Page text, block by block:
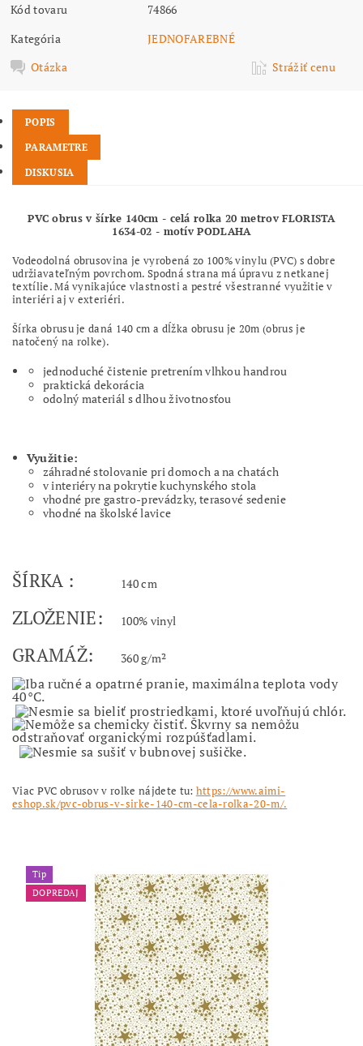
Kód tovaru
74866
Kategória
JEDNOFAREBNÉ
Otázka
Strážiť cenu
POPIS
PARAMETRE
DISKUSIA
PVC obrus v šírke 140cm - celá rolka 20 metrov FLORISTA
1634-02 - motív PODLAHA
Vodeodolná obrusovina je vyrobená zo 100% vinylu (PVC) s dobre
udržiavateľným povrchom. Spodná strana má úpravu z netkanej
textílie. Má vynikajúce vlastnosti a pestré všestranné využitie v
interiéri aj v exteriéri.
Šírka obrusu je daná 140 cm a dĺžka obrusu je 20m (obrus je
natočený na rolke).
jednoduché čistenie pretrením vlhkou handrou
praktická dekorácia
odolný materiál s dlhou životnosťou
Využitie:
záhradné stolovanie pri domoch a na chatách
v interiéry na pokrytie kuchynského stola
vhodné pre gastro-prevádzky, terasové sedenie
vhodné na školské lavice
ŠÍRKA : 140 cm
ZLOŽENIE: 100% vinyl
GRAMÁŽ: 360 g/m²
Viac PVC obrusov v rolke nájdete tu: https://www.aimi-
eshop.sk/pvc-obrus-v-sirke-140-cm-cela-rolka-20-m/.
Tip
DOPREDAJ